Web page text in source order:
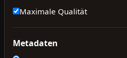
Maximale Qualität
Metadaten